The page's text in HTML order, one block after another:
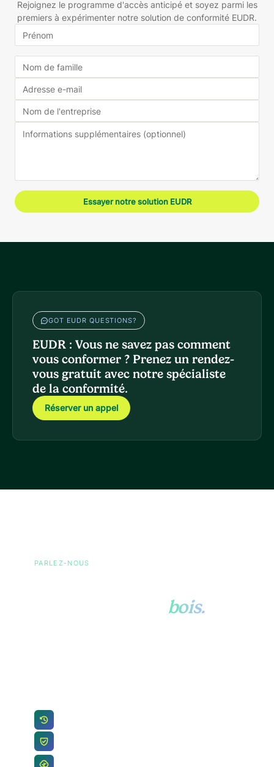
Rejoignez le programme d'accès anticipé et soyez parmi les
premiers à expérimenter notre solution de conformité EUDR.
Essayer notre solution EUDR
GOT EUDR QUESTIONS?
EUDR : Vous ne savez pas comment
vous conformer ? Prenez un rendez-
vous gratuit avec notre spécialiste
de la conformité.
Réserver un appel
PARLEZ-NOUS
bois.